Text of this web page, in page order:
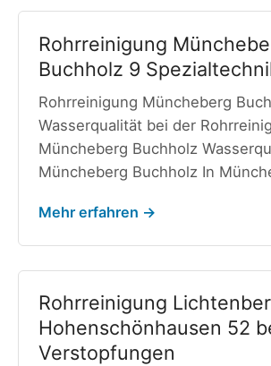
Rohrreinigung
Buchholz 9
Rohrreinigung Müncheberg
Wasserqualität bei der
Müncheberg Buchholz
Müncheberg Buchholz In
Mehr erfahren →
Rohrreinigung
Hohenschönhausen 52
Verstopfungen